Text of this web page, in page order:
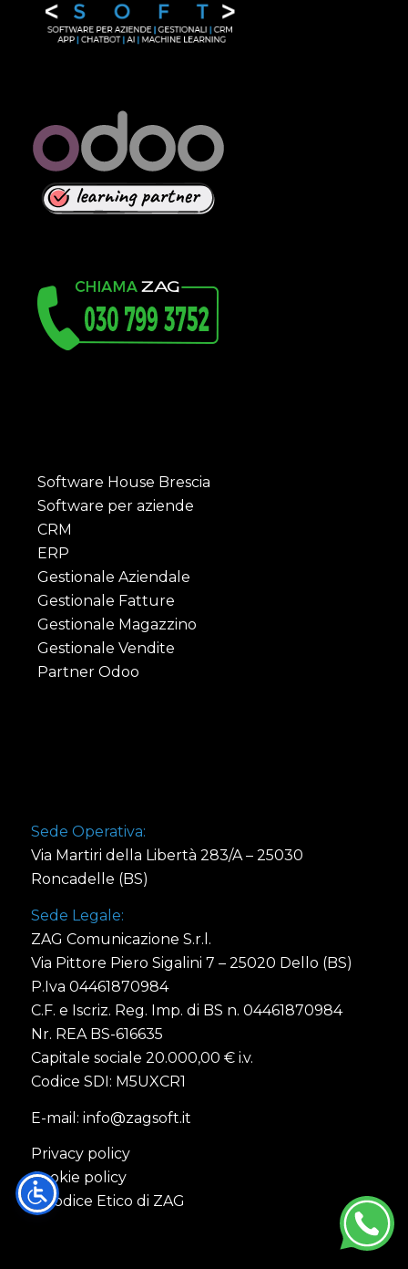
Software House Brescia
Software per aziende
CRM
ERP
Gestionale Aziendale
Gestionale Fatture
Gestionale Magazzino
Gestionale Vendite
Partner Odoo
Sede Operativa:
Via Martiri della Libertà 283/A – 25030
Roncadelle (BS)
Sede Legale:
ZAG Comunicazione S.r.l.
Via Pittore Piero Sigalini 7 – 25020 Dello (BS)
P.Iva 04461870984
C.F. e Iscriz. Reg. Imp. di BS n. 04461870984
Nr. REA BS-616635
Capitale sociale 20.000,00 € i.v.
Codice SDI: M5UXCR1
E-mail: info@zagsoft.it
Privacy policy
Cookie policy
Il Codice Etico di ZAG